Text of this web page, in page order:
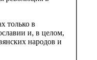
только в
и, в целом,
народов и